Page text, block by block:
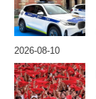
2026-08-10